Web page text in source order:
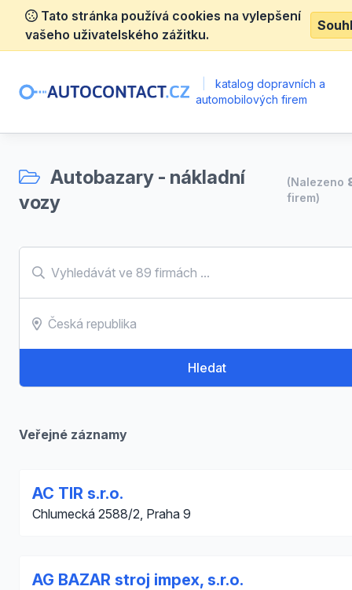
Tato stránka používá cookies na vylepšení
vašeho uživatelského zážitku.
katalog dopravních a
automobilových firem
Autobazary - nákladní
vozy
(Nalezeno
firem)
Hledat
Veřejné záznamy
AC TIR s.r.o.
Chlumecká 2588/2, Praha 9
AG BAZAR stroj impex, s.r.o.